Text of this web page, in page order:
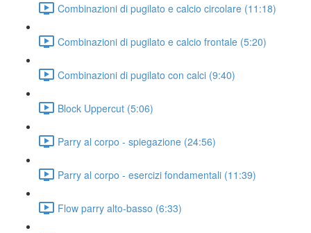
Combinazioni di pugilato e calcio circolare (11:18)
Combinazioni di pugilato e calcio frontale (5:20)
Combinazioni di pugilato con calci (9:40)
Block Uppercut (5:06)
Parry al corpo - spiegazione (24:56)
Parry al corpo - esercizi fondamentali (11:39)
Flow parry alto-basso (6:33)